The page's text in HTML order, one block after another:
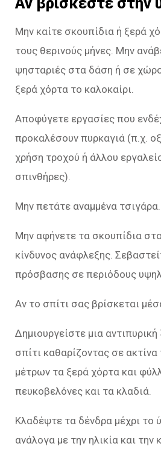
Μην καίτε σκουπίδια ή ξερά
τους θερινούς μήνες. Μην
ψησταριές στα δάση ή σε
ξερά χόρτα το καλοκαίρι.
Αποφύγετε εργασίες που
προκαλέσουν πυρκαγιά (π.χ.
χρήση τροχού ή άλλου
σπινθήρες).
Μην πετάτε αναμμένα τσιγάρα.
Μην αφήνετε τα σκουπίδια
κίνδυνος ανάφλεξης.
πρόσβασης σε περιόδους
Αν το σπίτι σας βρίσκεται
Δημιουργείστε μια
σπίτι καθαρίζοντας σε
μέτρων τα ξερά χόρτα και
πευκοβελόνες και τα κλαδιά.
Κλαδέψτε τα δένδρα μέχρι το
ανάλογα με την ηλικία και την